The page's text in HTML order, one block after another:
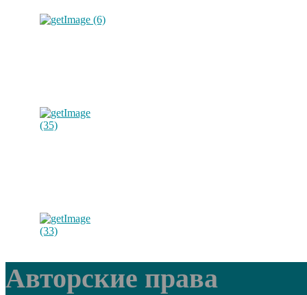
Авторские права